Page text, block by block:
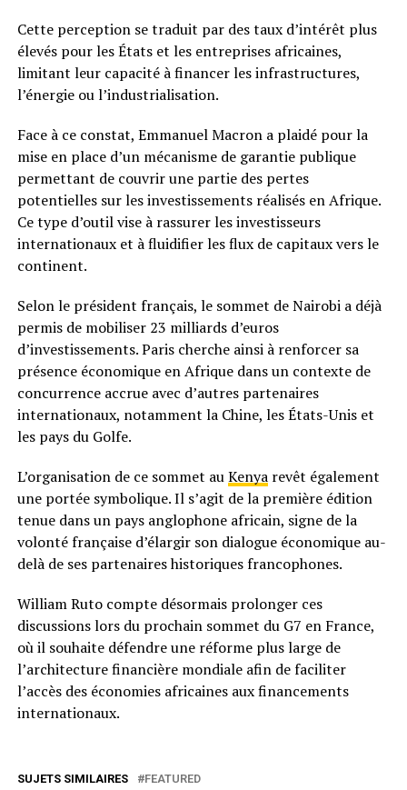
Cette perception se traduit par des taux d’intérêt plus
élevés pour les États et les entreprises africaines,
limitant leur capacité à financer les infrastructures,
l’énergie ou l’industrialisation.
Face à ce constat, Emmanuel Macron a plaidé pour la
mise en place d’un mécanisme de garantie publique
permettant de couvrir une partie des pertes
potentielles sur les investissements réalisés en Afrique.
Ce type d’outil vise à rassurer les investisseurs
internationaux et à fluidifier les flux de capitaux vers le
continent.
Selon le président français, le sommet de Nairobi a déjà
permis de mobiliser 23 milliards d’euros
d’investissements. Paris cherche ainsi à renforcer sa
présence économique en Afrique dans un contexte de
concurrence accrue avec d’autres partenaires
internationaux, notamment la Chine, les États-Unis et
les pays du Golfe.
L’organisation de ce sommet auKenyarevêt également
une portée symbolique. Il s’agit de la première édition
tenue dans un pays anglophone africain, signe de la
volonté française d’élargir son dialogue économique au-
delà de ses partenaires historiques francophones.
William Ruto compte désormais prolonger ces
discussions lors du prochain sommet du G7 en France,
où il souhaite défendre une réforme plus large de
l’architecture financière mondiale afin de faciliter
l’accès des économies africaines aux financements
internationaux.
SUJETS SIMILAIRES FEATURED